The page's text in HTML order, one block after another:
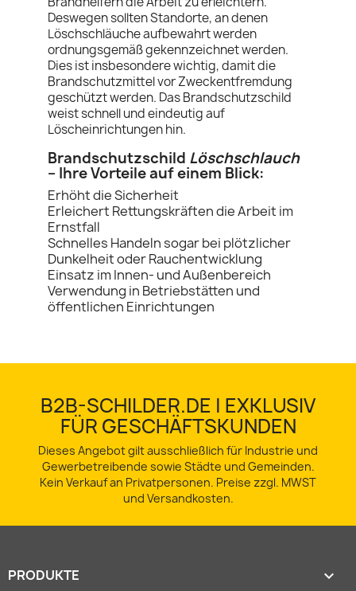
Deswegen sollten Standorte, an denen
Löschschläuche aufbewahrt werden
ordnungsgemäß gekennzeichnet werden.
Dies ist insbesondere wichtig, damit die
Brandschutzmittel vor Zweckentfremdung
geschützt werden. Das Brandschutzschild
weist schnell und eindeutig auf
Löscheinrichtungen hin.
Brandschutzschild Löschschlauch
– Ihre Vorteile auf einem Blick:
Erhöht die Sicherheit
Erleichert Rettungskräften die Arbeit im
Ernstfall
Schnelles Handeln sogar bei plötzlicher
Dunkelheit oder Rauchentwicklung
Einsatz im Innen- und Außenbereich
Verwendung in Betriebstätten und
öffentlichen Einrichtungen
B2B-SCHILDER.DE | EXKLUSIV
FÜR GESCHÄFTSKUNDEN
Dieses Angebot gilt ausschließlich für Industrie und
Gewerbetreibende sowie Städte und Gemeinden.
Kein Verkauf an Privatpersonen. Preise zzgl. MWST
und Versandkosten.
PRODUKTE 